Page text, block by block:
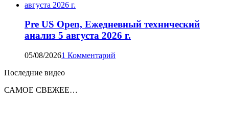
Pre US Open, Ежедневный технический
анализ 5 августа 2026 г.
05/08/20261 Комментарий
Последние видео
САМОЕ СВЕЖЕЕ…